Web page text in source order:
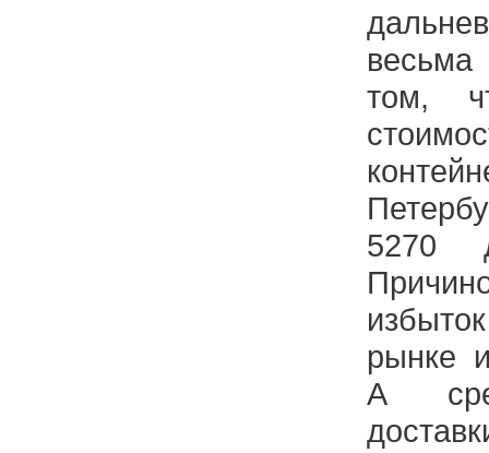
том,
5270
рынке
А